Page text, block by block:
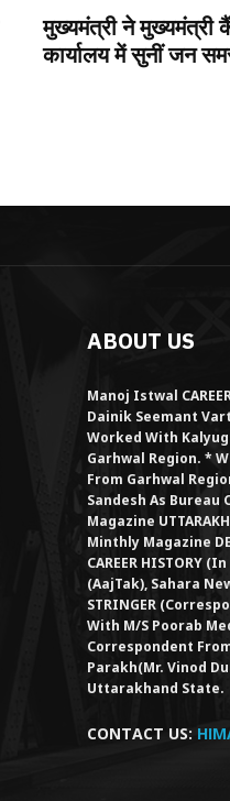
मुख्यमंत्री ने मुख्यमंत्री
कार्यालय में सुनीं जन
ABOUT US
Manoj Istwal
Dainik Seemant
Worked With
Garhwal Region. *
From Garhwal
Sandesh As
Magazine
Minthly Magazine
CAREER HISTORY
(AajTak), Sahara
STRINGER
With M/S Poorab
Correspondent
Parakh(Mr. Vinod
Uttarakhand State.
CONTACT US: